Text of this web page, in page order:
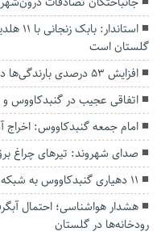
گلستان است
افزایش ۵۳ درصدی بارندگی‌ها در گلستان
اتفاقی عجیب در‌ گنبدکاووس
امام جمعه گنبدکاووس: اخراج
صدای شهروند: تیرهای چراغ
۱۱ دهیاری گنبدکاووس به شبکه حفاظت مردمی منابع طبیعی پیوستند
هشدار هواشناسی؛ احتمال
رودخانه‌ها در گلستان